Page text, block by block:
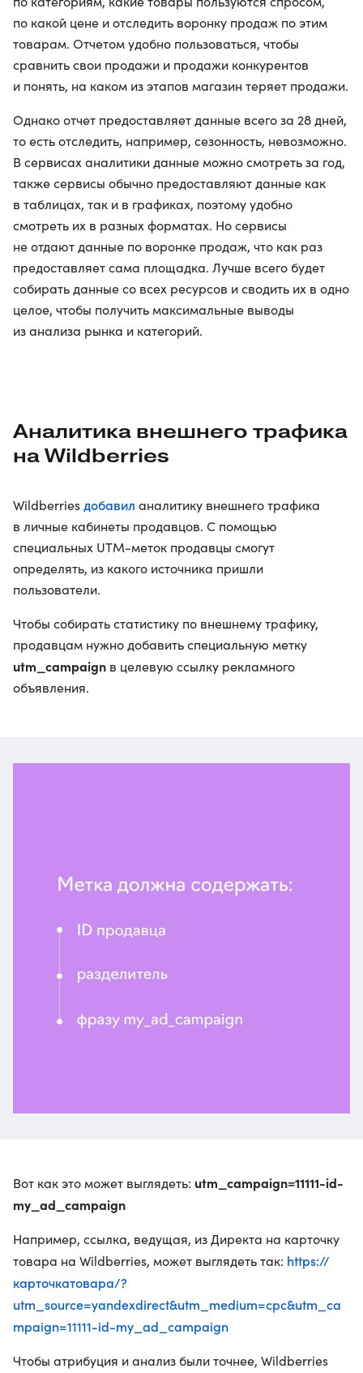
по какой цене и отследить воронку продаж по этим
товарам. Отчетом удобно пользоваться, чтобы
сравнить свои продажи и продажи конкурентов
и понять, на каком из этапов магазин теряет продажи.
Однако отчет предоставляет данные всего за 28 дней,
то есть отследить, например, сезонность, невозможно.
В сервисах аналитики данные можно смотреть за год,
также сервисы обычно предоставляют данные как
в таблицах, так и в графиках, поэтому удобно
смотреть их в разных форматах. Но сервисы
не отдают данные по воронке продаж, что как раз
предоставляет сама площадка. Лучше всего будет
собирать данные со всех ресурсов и сводить их в одно
целое, чтобы получить максимальные выводы
из анализа рынка и категорий.
Аналитика внешнего трафика
на Wildberries
Wildberriesдобавил аналитику внешнего трафика
в личные кабинеты продавцов. С помощью
специальных UTM-меток продавцы смогут
определять, из какого источника пришли
пользователи.
Чтобы собирать статистику по внешнему трафику,
продавцам нужно добавить специальную метку
utm_campaign в целевую ссылку рекламного
объявления.
Вот как это может выглядеть: utm_campaign=11111-id-
my_ad_campaign
Например, ссылка, ведущая, из Директа на карточку
товара на Wildberries, может выглядеть так: https://
карточкатовара/?
utm_source=yandexdirect&utm_medium=cpc&utm_ca
mpaign=11111-id-my_ad_campaign
Чтобы атрибуция и анализ были точнее, Wildberries